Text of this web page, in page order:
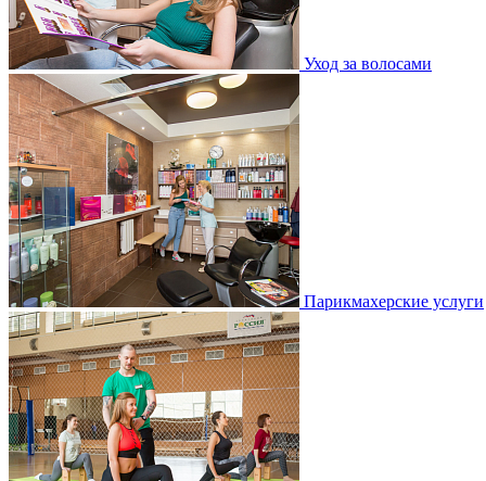
Уход за волосами
Парикмахерские услуги